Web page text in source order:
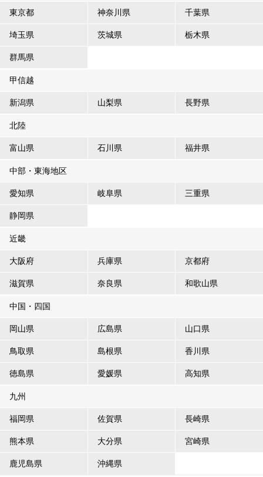
東京都 神奈川県 千葉県
埼玉県 茨城県 栃木県
群馬県
甲信越
新潟県 山梨県 長野県
北陸
富山県 石川県 福井県
中部・東海地区
愛知県 岐阜県 三重県
静岡県
近畿
大阪府 兵庫県 京都府
滋賀県 奈良県 和歌山県
中国・四国
岡山県 広島県 山口県
鳥取県 島根県 香川県
徳島県 愛媛県 高知県
九州
福岡県 佐賀県 長崎県
熊本県 大分県 宮崎県
鹿児島県 沖縄県